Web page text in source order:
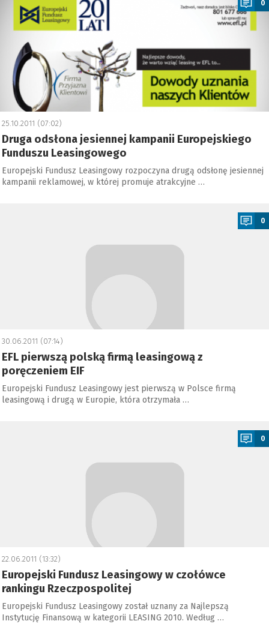
0
25.10.2011 (07:02)
Druga odsłona jesiennej kampanii Europejskiego
Funduszu Leasingowego
Europejski Fundusz Leasingowy rozpoczyna drugą odsłonę jesiennej
kampanii reklamowej, w której promuje atrakcyjne …
0
30.06.2011 (07:14)
EFL pierwszą polską firmą leasingową z
poręczeniem EIF
Europejski Fundusz Leasingowy jest pierwszą w Polsce firmą
leasingową i drugą w Europie, która otrzymała …
0
22.06.2011 (13:32)
Europejski Fundusz Leasingowy w czołówce
rankingu Rzeczpospolitej
Europejski Fundusz Leasingowy został uznany za Najlepszą
Instytucję Finansową w kategorii LEASING 2010. Według …